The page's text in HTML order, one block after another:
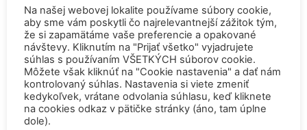
Zomrel Miroslav Jakabovič
2. júla 2026
Palivo v Mochovciach 4: Slovensko upevňuje pozíciu medzi
jadrovou špičkou Európy
2. júla 2026
Startup Helion získal stámilióny na fúznu elektráreň pre
Microsoft
Na našej webovej lokalite používame súbory cookie,
aby sme vám poskytli čo najrelevantnejší zážitok tým,
že si zapamätáme vaše preferencie a opakované
návštevy. Kliknutím na "Prijať všetko" vyjadrujete
súhlas s používaním VŠETKÝCH súborov cookie.
Môžete však kliknúť na "Cookie nastavenia" a dať nám
kontrolovaný súhlas. Nastavenia si viete zmeniť
kedykoľvek, vrátane odvolania súhlasu, keď kliknete
na cookies odkaz v pätičke stránky (áno, tam úplne
dole).